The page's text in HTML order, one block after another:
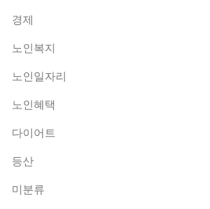
경제
노인복지
노인일자리
노인혜택
다이어트
등산
미분류